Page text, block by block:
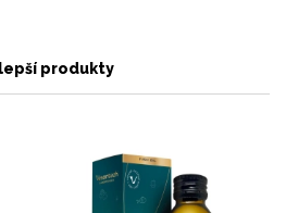
produkty